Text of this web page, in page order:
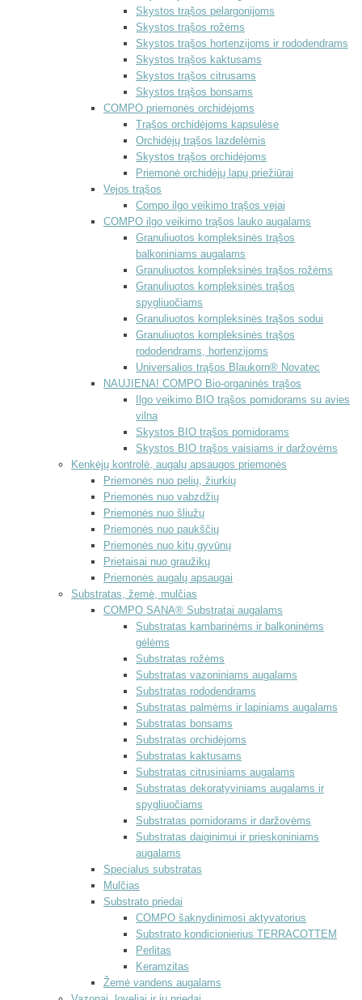
Skystos trąšos pelargonijoms
Skystos trąšos rožėms
Skystos trąšos hortenzijoms ir rododendrams
Skystos trąšos kaktusams
Skystos trąšos citrusams
Skystos trąšos bonsams
COMPO priemonės orchidėjoms
Trąšos orchidėjoms kapsulėse
Orchidėjų trąšos lazdelėmis
Skystos trąšos orchidėjoms
Priemonė orchidėjų lapų priežiūrai
Vejos trąšos
Compo ilgo veikimo trąšos vejai
COMPO ilgo veikimo trąšos lauko augalams
Granuliuotos kompleksinės trąšos
balkoniniams augalams
Granuliuotos kompleksinės trąšos rožėms
Granuliuotos kompleksinės trąšos
spygliuočiams
Granuliuotos kompleksinės trąšos sodui
Granuliuotos kompleksinės trąšos
rododendrams, hortenzijoms
Universalios trąšos Blaukorn® Novatec
NAUJIENA! COMPO Bio-organinės trąšos
Ilgo veikimo BIO trąšos pomidorams su avies
vilna
Skystos BIO trąšos pomidorams
Skystos BIO trąšos vaisiams ir daržovėms
Kenkėjų kontrolė, augalų apsaugos priemonės
Priemonės nuo pelių, žiurkių
Priemonės nuo vabzdžių
Priemonės nuo šliužų
Priemonės nuo paukščių
Priemonės nuo kitų gyvūnų
Prietaisai nuo graužikų
Priemonės augalų apsaugai
Substratas, žemė, mulčias
COMPO SANA® Substratai augalams
Substratas kambarinėms ir balkoninėms
gėlėms
Substratas rožėms
Substratas vazoniniams augalams
Substratas rododendrams
Substratas palmėms ir lapiniams augalams
Substratas bonsams
Substratas orchidėjoms
Substratas kaktusams
Substratas citrusiniams augalams
Substratas dekoratyviniams augalams ir
spygliuočiams
Substratas pomidorams ir daržovėms
Substratas daiginimui ir prieskoniniams
augalams
Specialus substratas
Mulčias
Substrato priedai
COMPO šaknydinimosi aktyvatorius
Substrato kondicionierius TERRACOTTEM
Perlitas
Keramzitas
Žemė vandens augalams